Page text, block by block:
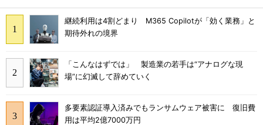
継続利用は4割どまり M365 Copilotが「効く業務」と
期待外れの境界
「こんなはずでは」 製造業の若手は“アナログな現
場”に幻滅して辞めていく
多要素認証導入済みでもランサムウェア被害に 復旧費
用は平均2億7000万円